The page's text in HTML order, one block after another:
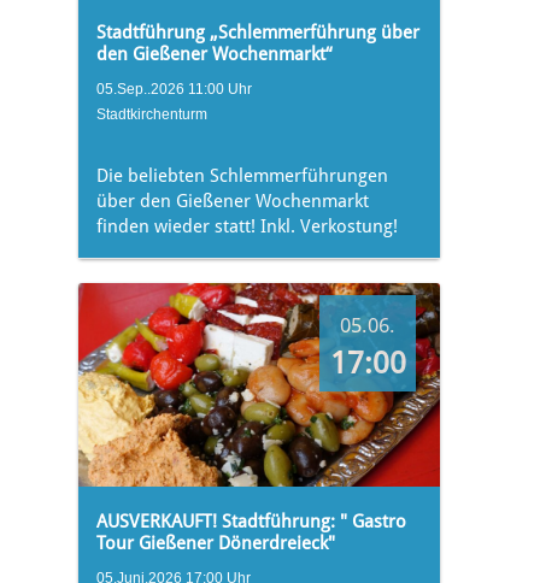
Stadtführung „Schlemmerführung über
den Gießener Wochenmarkt“
05.Sep..2026 11:00 Uhr
Stadtkirchenturm
Die beliebten Schlemmerführungen
über den Gießener Wochenmarkt
finden wieder statt! Inkl. Verkostung!
05.06.
17:00
AUSVERKAUFT! Stadtführung: " Gastro
Tour Gießener Dönerdreieck"
05.Juni.2026 17:00 Uhr